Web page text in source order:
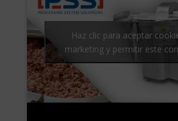
Haz clic para aceptar
marketing y permitir este